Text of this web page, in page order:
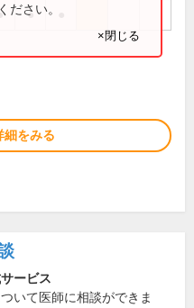
●
ださい。
×閉じる
細をみる
ービス
いて医師に相談ができま